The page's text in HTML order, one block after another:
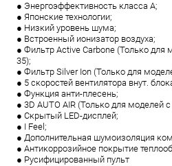
● Энергоэффективность класса А;
● Японские технологии;
● Низкий уровень шума;
● Встроенный ионизатор воздуха;
● Фильтр Active Carbone (Только для
35);
● Фильтр Silver Ion (Только для
● 5 скоростей вентилятора внут.
● Функция анти-плесень;
● 3D AUTO AIR (Только для моделей
● Скрытый LED-дисплей;
● I Feel;
● Дополнительная шумоизоляция
● Антикоррозийное покрытие
● Русифицированный пульт